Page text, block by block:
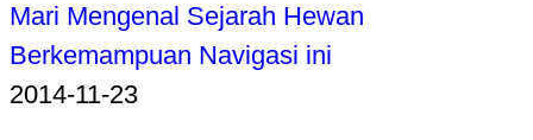
Mari Mengenal Sejarah Hewan
Berkemampuan Navigasi ini
2014-11-23